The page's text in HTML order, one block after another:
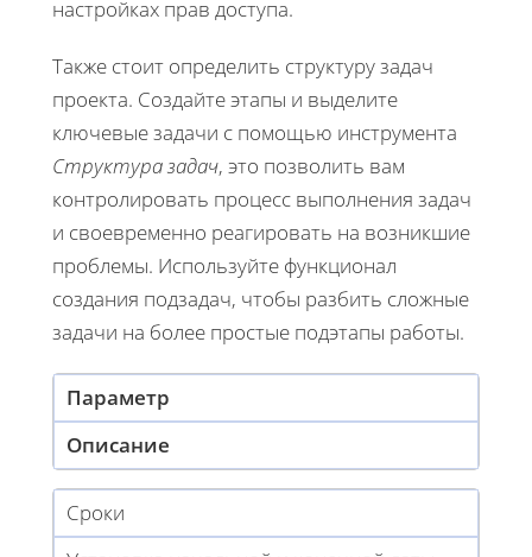
настройках прав доступа.
Также стоит определить структуру задач
проекта. Создайте этапы и выделите
ключевые задачи с помощью инструмента
Структура задач, это позволить вам
контролировать процесс выполнения задач
и своевременно реагировать на возникшие
проблемы. Используйте функционал
создания подзадач, чтобы разбить сложные
задачи на более простые подэтапы работы.
Параметр
Описание
Сроки